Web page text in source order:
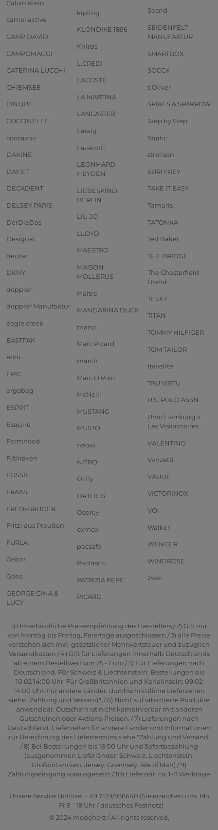
Calvin Klein
camel active
CAMP DAVID
CAMPOMAGGI
CATERINA LUCCHI
CHIEMSEE
CINQUE
COCCINELLE
coocazoo
DAKINE
DAY ET
DECADENT
DELSEY PARIS
DerDieDas
Desigual
deuter
DKNY
doppler
doppler Manufaktur
eagle creek
EASTPAK
eoto
EPIC
ergobag
ESPRIT
Esquire
Farmhood
Fjällräven
FOSSIL
FRAAS
FREDsBRUDER
Fritzi aus Preußen
FURLA
Gabor
Gabs
GEORGE GINA &
LUCY
kipling
KLONDIKE 1896
Knirps
L.CREDI
LACOSTE
LA MARTINA
LANCASTER
Lässig
Lazarotti
LEONHARD
HEYDEN
LIEBESKIND
BERLIN
LIU JO
LLOYD
MAESTRO
MAISON
MOLLERUS
Maître
MANDARINA DUCK
mano
Marc Picard
march
Marc O'Polo
McNeill
MUSTANG
MUSTO
neoxx
NITRO
Oilily
ORTLIEB
Osprey
oxmox
pacsafe
Pactastic
PATRIZIA PEPE
PICARD
Secrid
SEIDENFELT
MANUFAKTUR
SMARTBOX
SOCCX
s.Oliver
SPIKES & SPARROW
Step by Step
Stratic
strellson
SURI FREY
TAKE IT EASY
Tamaris
TATONKA
Ted Baker
THE BRIDGE
The Chesterfield
Brand
THULE
TITAN
TOMMY HILFIGER
TOM TAILOR
travelite
TRU VIRTU
U.S. POLO ASSN.
Unio Hamburg x
Les Visionnaires
VALENTINO
Vanzetti
VAUDE
VICTORINOX
VOi
Walker
WENGER
WINDROSE
zwei
1) Unverbindliche Preisempfehlung des Herstellers / 2) Gilt nur
von Montag bis Freitag, Feiertage ausgeschlossen / 3) alle Preise
verstehen sich inkl. gesetzlicher Mehrwertsteuer und zuzüglich
Versandkosten / 4) Gilt für Lieferungen innerhalb Deutschlands
ab einem Bestellwert von 25,- Euro / 5) Für Lieferungen nach
Deutschland. Für Schweiz & Liechtenstein: Bestellungen bis
10.02 14:00 Uhr. Für Großbritannien und Kanalinseln: 09.02
14:00 Uhr. Für andere Länder: durchschnittliche Lieferzeiten
siehe "Zahlung und Versand". / 6) Nicht auf rabattierte Produkte
anwendbar. Gutschein ist nicht kombinierbar mit anderen
Gutscheinen oder Aktions-Preisen. / 7) Lieferungen nach
Deutschland. Lieferzeiten für andere Länder und Informationen
zur Berechnung des Liefertermins siehe "Zahlung und Versand"
/ 8) Bei Bestellungen bis 16:00 Uhr und Sofortbezahlung
(ausgenommen Lieferländer: Schweiz, Liechtenstein,
Großbritannien, Jersey, Guernsey, Isle of Man) / 9)
Zahlungseingang vorausgesetzt / 10) Lieferzeit: ca. 1–3 Werktage
Unsere Service Hotline: + 49 7129/936640 (Sie erreichen uns: Mo
- Fr 9 - 18 Uhr / deutsches Festnetz)
© 2024 modeherz / All rights reserved.